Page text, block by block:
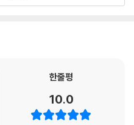
리를 온전히 행사할 수 있는 방
측정한 선거구별 비등가지수, 조
과 행정구역을 통한 선거구획정이
분석도 했다.
한줄평
10.0